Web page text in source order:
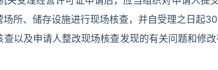
所、储存设施进行现场核查，并自受理之日起
查以及申请人整改现场核查发现的有关问题和修